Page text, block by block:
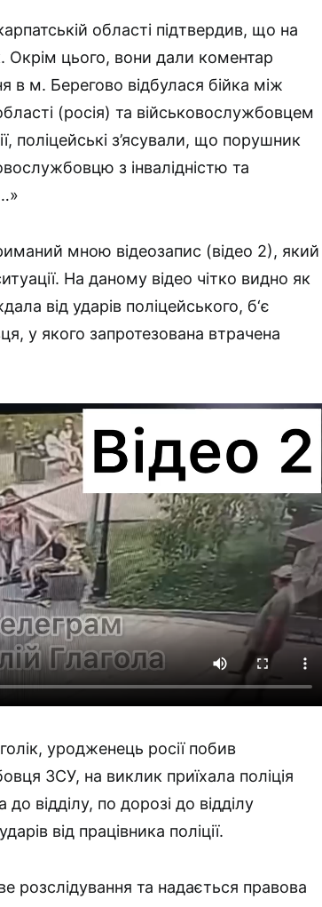
області підтвердив, що на
Окрім цього, вони дали коментар
в м. Берегово відбулася бійка між
(росія) та військовослужбовцем
поліцейські з’ясували, що порушник
з інвалідністю та
мною відеозапис (відео 2), який
На даному відео чітко видно як
від ударів поліцейського, б‘є
у якого запротезована втрачена
уродженець росії побив
ЗСУ, на виклик приїхала поліція
відділу, по дорозі до відділу
від працівника поліції.
розслідування та надається правова